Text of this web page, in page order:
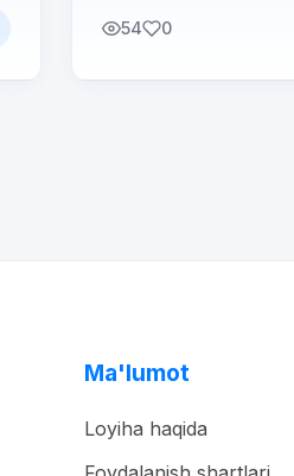
54 0
Ma'lumot
Loyiha haqida